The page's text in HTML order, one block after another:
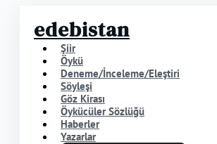
edebistan
Şiir
Öykü
Deneme/İnceleme/Eleştiri
Söyleşi
Göz Kirası
Öykücüler Sözlüğü
Haberler
Yazarlar